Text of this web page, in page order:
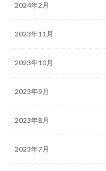
2024年2月
2023年11月
2023年10月
2023年9月
2023年8月
2023年7月